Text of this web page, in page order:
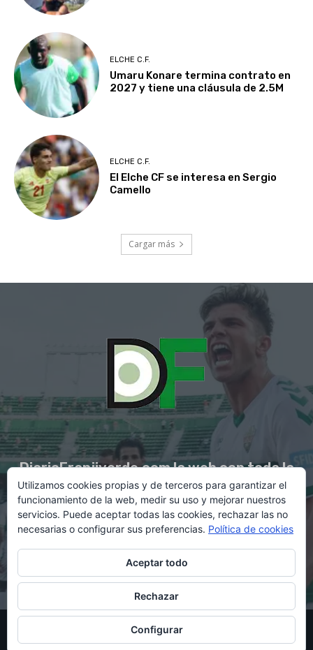
ELCHE C.F.
Umaru Konare termina contrato en
2027 y tiene una cláusula de 2.5M
ELCHE C.F.
El Elche CF se interesa en Sergio
Camello
Cargar más
DiarioFranjiverde.com la web con toda la
información del Elche C.F.
Contacto en:diario@franjiverde.com
© Copyright 2021 - Gestión y diseño por Rubén Maestre
Política de cookies Política de privacidad
Utilizamos cookies propias y de terceros para garantizar el
funcionamiento de la web, medir su uso y mejorar nuestros
servicios. Puede aceptar todas las cookies, rechazar las no
necesarias o configurar sus preferencias. Política de cookies
Aceptar todo
Rechazar
Configurar